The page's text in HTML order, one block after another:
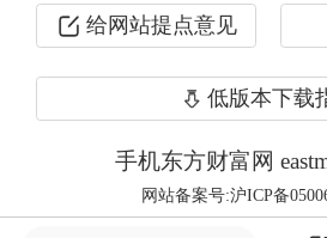
从财险业来看，今年一
整体保费同比增长
同期相当。从披露了相
看，受大灾赔付同比减
给网站提点意见
低版本下载
手机东方财富网
网站备案号:沪ICP备